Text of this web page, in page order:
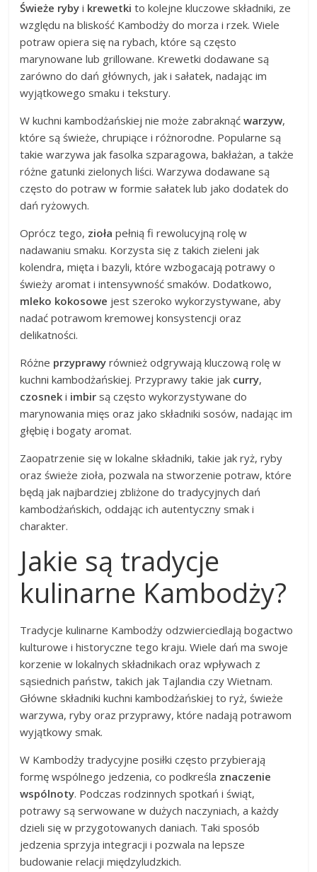
Świeże ryby i krewetki to kolejne kluczowe składniki, ze
względu na bliskość Kambodży do morza i rzek. Wiele
potraw opiera się na rybach, które są często
marynowane lub grillowane. Krewetki dodawane są
zarówno do dań głównych, jak i sałatek, nadając im
wyjątkowego smaku i tekstury.
W kuchni kambodżańskiej nie może zabraknąćwarzyw,
które są świeże, chrupiące i różnorodne. Popularne są
takie warzywa jak fasolka szparagowa, bakłażan, a także
różne gatunki zielonych liści. Warzywa dodawane są
często do potraw w formie sałatek lub jako dodatek do
dań ryżowych.
Oprócz tego, zioła pełnią fi rewolucyjną rolę w
nadawaniu smaku. Korzysta się z takich zieleni jak
kolendra, mięta i bazyli, które wzbogacają potrawy o
świeży aromat i intensywność smaków. Dodatkowo,
mleko kokosowe jest szeroko wykorzystywane, aby
nadać potrawom kremowej konsystencji oraz
delikatności.
Różne przyprawy również odgrywają kluczową rolę w
kuchni kambodżańskiej. Przyprawy takie jak curry,
czosnek i imbir są często wykorzystywane do
marynowania mięs oraz jako składniki sosów, nadając im
głębię i bogaty aromat.
Zaopatrzenie się w lokalne składniki, takie jak ryż, ryby
oraz świeże zioła, pozwala na stworzenie potraw, które
będą jak najbardziej zbliżone do tradycyjnych dań
kambodżańskich, oddając ich autentyczny smak i
charakter.
Jakie są tradycje
kulinarne Kambodży?
Tradycje kulinarne Kambodży odzwierciedlają bogactwo
kulturowe i historyczne tego kraju. Wiele dań ma swoje
korzenie w lokalnych składnikach oraz wpływach z
sąsiednich państw, takich jak Tajlandia czy Wietnam.
Główne składniki kuchni kambodżańskiej to ryż, świeże
warzywa, ryby oraz przyprawy, które nadają potrawom
wyjątkowy smak.
W Kambodży tradycyjne posiłki często przybierają
formę wspólnego jedzenia, co podkreśla znaczenie
wspólnoty. Podczas rodzinnych spotkań i świąt,
potrawy są serwowane w dużych naczyniach, a każdy
dzieli się w przygotowanych daniach. Taki sposób
jedzenia sprzyja integracji i pozwala na lepsze
budowanie relacji międzyludzkich.